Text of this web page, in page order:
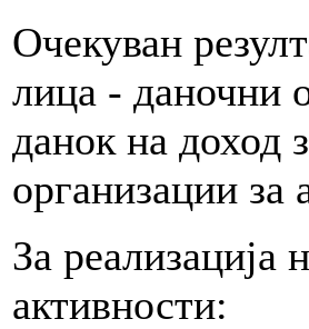
Очекуван
лица - даночни
данок на
организации за
За реализација
активности: